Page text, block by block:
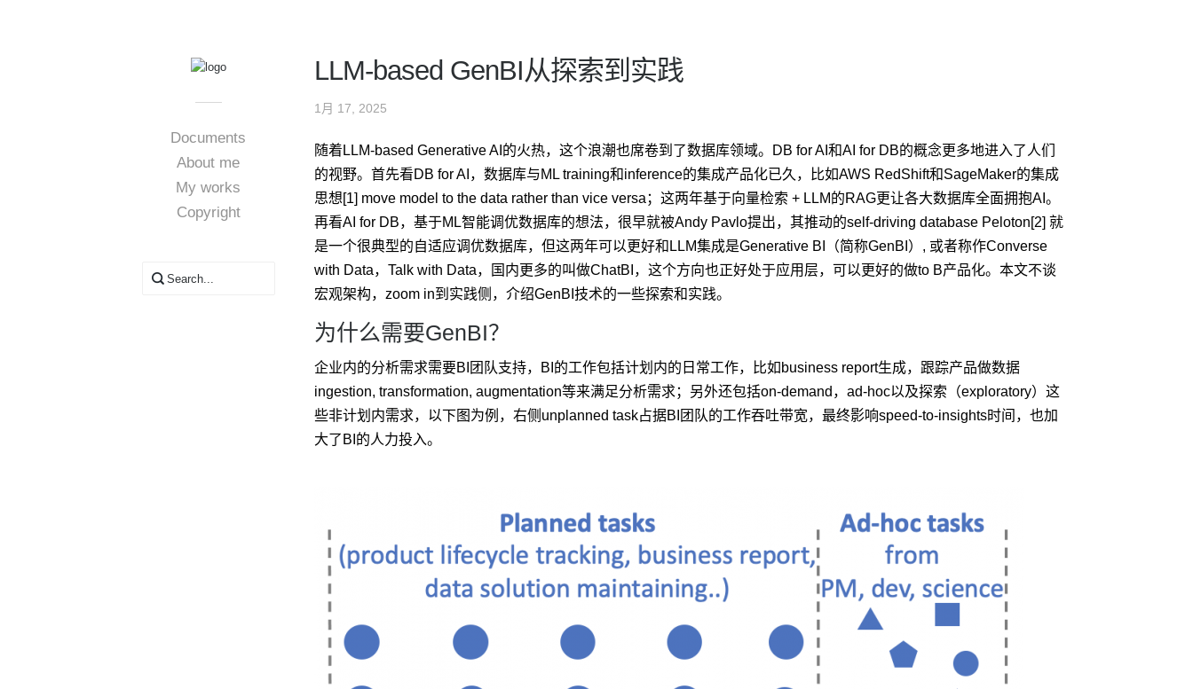
Documents
About me
My works
Copyright
LLM-based GenBI从探索到实践
1月 17, 2025
随着LLM-based Generative AI的火热，这个浪潮也席卷到了数据库领域。DB for AI和AI for DB的概念更多地进入了人们
的视野。首先看DB for AI，数据库与ML training和inference的集成产品化已久，比如AWS RedShift和SageMaker的集成
思想[1] move model to the data rather than vice versa；这两年基于向量检索 + LLM的RAG更让各大数据库全面拥抱AI。
再看AI for DB，基于ML智能调优数据库的想法，很早就被Andy Pavlo提出，其推动的self-driving database Peloton[2] 就
是一个很典型的自适应调优数据库，但这两年可以更好和LLM集成是Generative BI（简称GenBI）, 或者称作Converse
with Data，Talk with Data，国内更多的叫做ChatBI，这个方向也正好处于应用层，可以更好的做to B产品化。本文不谈
宏观架构，zoom in到实践侧，介绍GenBI技术的一些探索和实践。
为什么需要GenBI？
企业内的分析需求需要BI团队支持，BI的工作包括计划内的日常工作，比如business report生成，跟踪产品做数据
ingestion, transformation, augmentation等来满足分析需求；另外还包括on-demand，ad-hoc以及探索（exploratory）这
些非计划内需求，以下图为例，右侧unplanned task占据BI团队的工作吞吐带宽，最终影响speed-to-insights时间，也加
大了BI的人力投入。